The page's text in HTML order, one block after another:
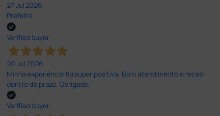
27 Jul 2026
Prefeito
Verified buyer
20 Jul 2026
Minha experiência foi super positiva. Bom atendimento e recebi
dentro do prazo. Obrigada.
Verified buyer